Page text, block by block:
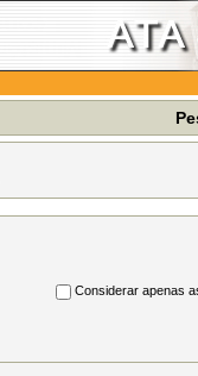
Considerar apenas